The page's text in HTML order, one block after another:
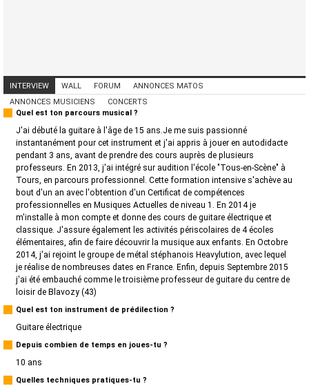
INTERVIEW WALL FORUM
ANNONCES MATOS
ANNONCES MUSICIENS
CONCERTS
Quel est ton parcours musical ?
J'ai débuté la guitare à l'âge de 15 ans.Je me suis passionné
instantanément pour cet instrument et j'ai appris à jouer en autodidacte
pendant 3 ans, avant de prendre des cours auprès de plusieurs
professeurs. En 2013, j'ai intégré sur audition l'école "Tous-en-Scène" à
Tours, en parcours professionnel. Cette formation intensive s'achève au
bout d'un an avec l'obtention d'un Certificat de compétences
professionnelles en Musiques Actuelles de niveau 1. En 2014 je
m'installe à mon compte et donne des cours de guitare électrique et
classique. J'assure également les activités périscolaires de 4 écoles
élémentaires, afin de faire découvrir la musique aux enfants. En Octobre
2014, j'ai rejoint le groupe de métal stéphanois Heavylution, avec lequel
je réalise de nombreuses dates en France. Enfin, depuis Septembre 2015
j'ai été embauché comme le troisième professeur de guitare du centre de
loisir de Blavozy (43)
Quel est ton instrument de prédilection ?
Guitare électrique
Depuis combien de temps en joues-tu ?
10 ans
Quelles techniques pratiques-tu ?